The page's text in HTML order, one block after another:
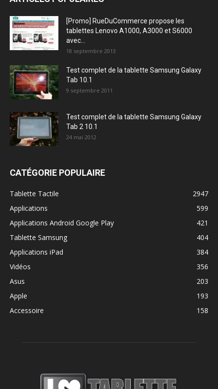
[Promo] RueDuCommerce propose les
tablettes Lenovo A1000, A3000 et S6000
avec...
18 septembre 2013
Test complet de la tablette Samsung Galaxy
Tab 10.1
9 septembre 2011
Test complet de la tablette Samsung Galaxy
Tab 2 10.1
24 mai 2012
CATÉGORIE POPULAIRE
Tablette Tactile
2947
Applications
599
Applications Android Google Play
421
Tablette Samsung
404
Applications iPad
384
Vidéos
356
Asus
203
Apple
193
Accessoire
158